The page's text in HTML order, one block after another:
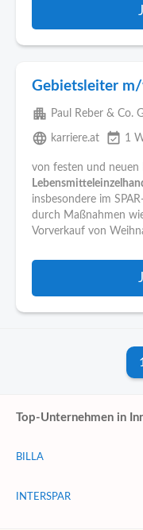
Gebietsleiter
apartment Paul Reber & Co.
language karriere.at event_available 1
von festen und neuen
insbesondere im
durch Maßnahmen
Vorverkauf von
1
Top-Unternehmen in
BILLA
INTERSPAR